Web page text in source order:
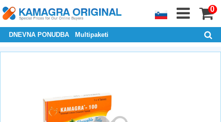
0
DNEVNA PONUDBA Multipaketi